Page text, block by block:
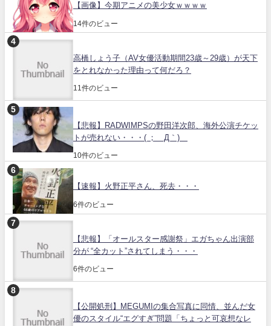
【画像】今期アニメの美少女ｗｗｗｗ
14件のビュー
高橋しょう子（AV女優活動期間23歳～29歳）が天下
をとれなかった理由って何だろ？
11件のビュー
【悲報】RADWIMPSの野田洋次郎、海外公演チケッ
トが売れない・・・( ；´Д｀)
10件のビュー
【速報】火野正平さん、死去・・・
6件のビュー
【悲報】「オールスター感謝祭」エガちゃん出演部
分が “全カット”されてしまう・・・
6件のビュー
【公開処刑】MEGUMIの集合写真に同情、並んだ女
優のスタイル“エグすぎ”問題「ちょっと可哀想なレ